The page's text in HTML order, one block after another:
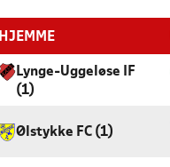
HJEMME
Lynge-Uggeløse IF
(1)
Ølstykke FC (1)